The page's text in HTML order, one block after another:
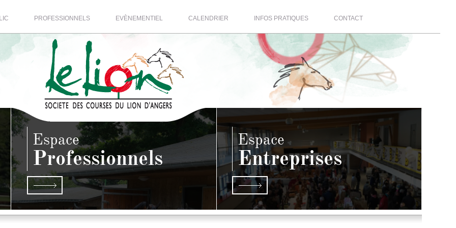
PROFESSIONNELS EVÈNEMENTIEL CALENDRIER INFOS PRATIQUES CONTACT
Espace
Professionnels
Espace
Entreprises